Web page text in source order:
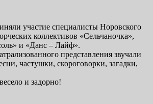
участие специалисты Норовского
коллективов «Сельчаночка»,
и «Данс – Лайф».
представления звучали
частушки, скороговорки, загадки,
и задорно!